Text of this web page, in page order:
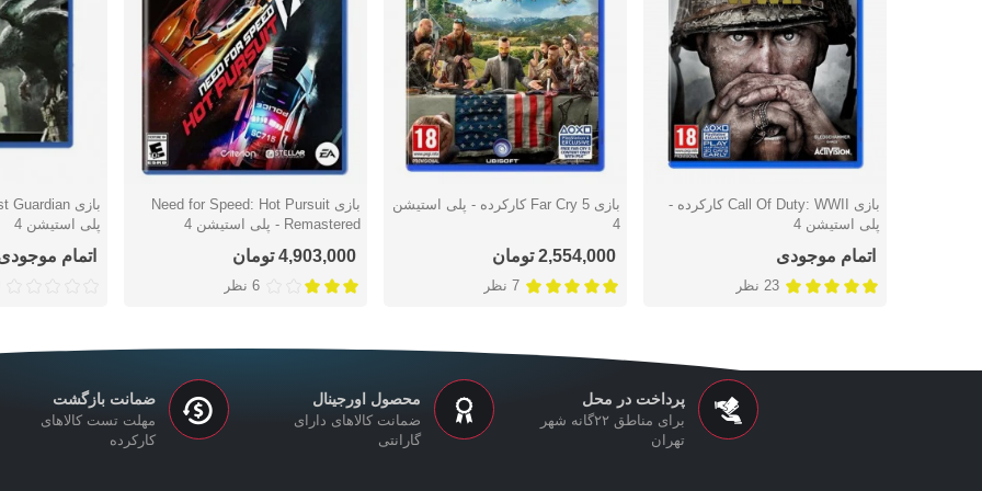
دوست داشتن
بازی Call Of Duty: WWII کارکرده -
پلی استیشن 4
اتمام موجودی
23 نظر
دوست داشتنبازی Far Cry 5 کارکرده - پلی استیشن
4
2,554,000 تومان
7 نظر
دوست داشتن
بازی Need for Speed: Hot Pursuit
Remastered - پلی استیشن 4
4,903,000 تومان
6 نظر
دوست
پلی استیشن 4
اتمام
پرداخت در محل
برای مناطق ۲۲گانه شهر
تهران
محصول اورجینال
ضمانت کالاهای دارای
گارانتی
ضمانت بازگشت
مهلت تست کالاهای
کارکرده